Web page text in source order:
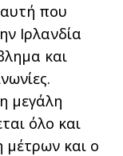
αυτή που
Ιρλανδία
και
μεγάλη
όλο και
μέτρων και ο